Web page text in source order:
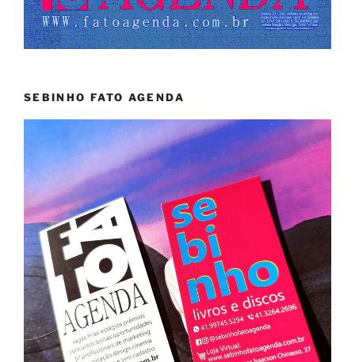
SEBINHO FATO AGENDA